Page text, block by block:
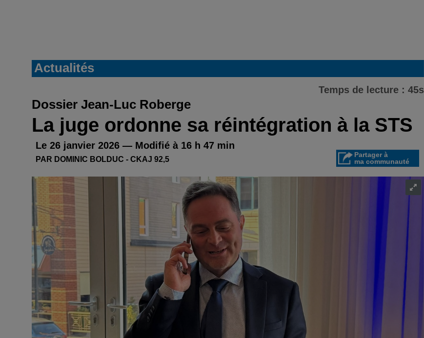
Actualités
Temps de lecture : 45s
Dossier Jean-Luc Roberge
La juge ordonne sa réintégration à la STS
Le 26 janvier 2026 — Modifié à 16 h 47 min
PAR DOMINIC BOLDUC - CKAJ 92,5
Partager à
ma communauté